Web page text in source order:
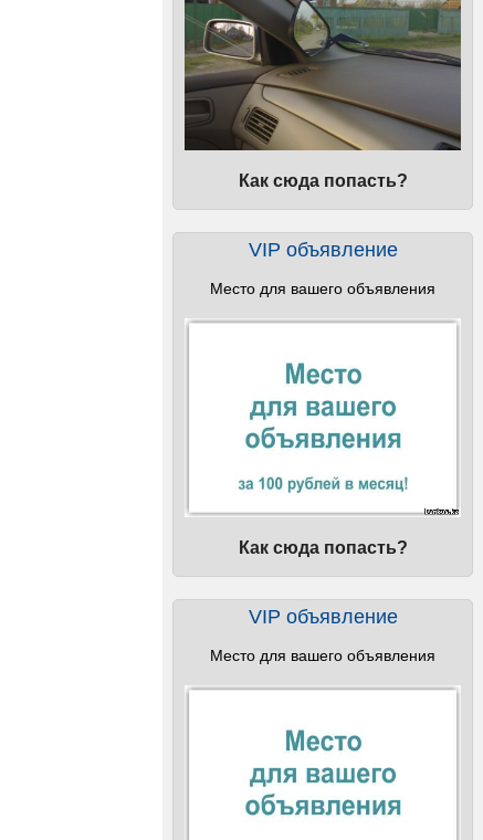
Как сюда попасть?
VIP объявление
Место для вашего объявления
Как сюда попасть?
VIP объявление
Место для вашего объявления